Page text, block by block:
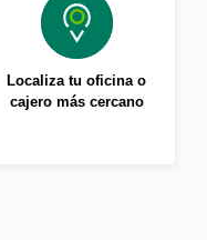
Localiza tu oficina o
cajero más cercano